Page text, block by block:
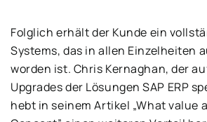
Folglich erhält der Kunde ein
Systems, das in allen Einzelheiten
worden ist. Chris Kernaghan, der
Upgrades der Lösungen SAP ERP
hebt in seinem Artikel „What value